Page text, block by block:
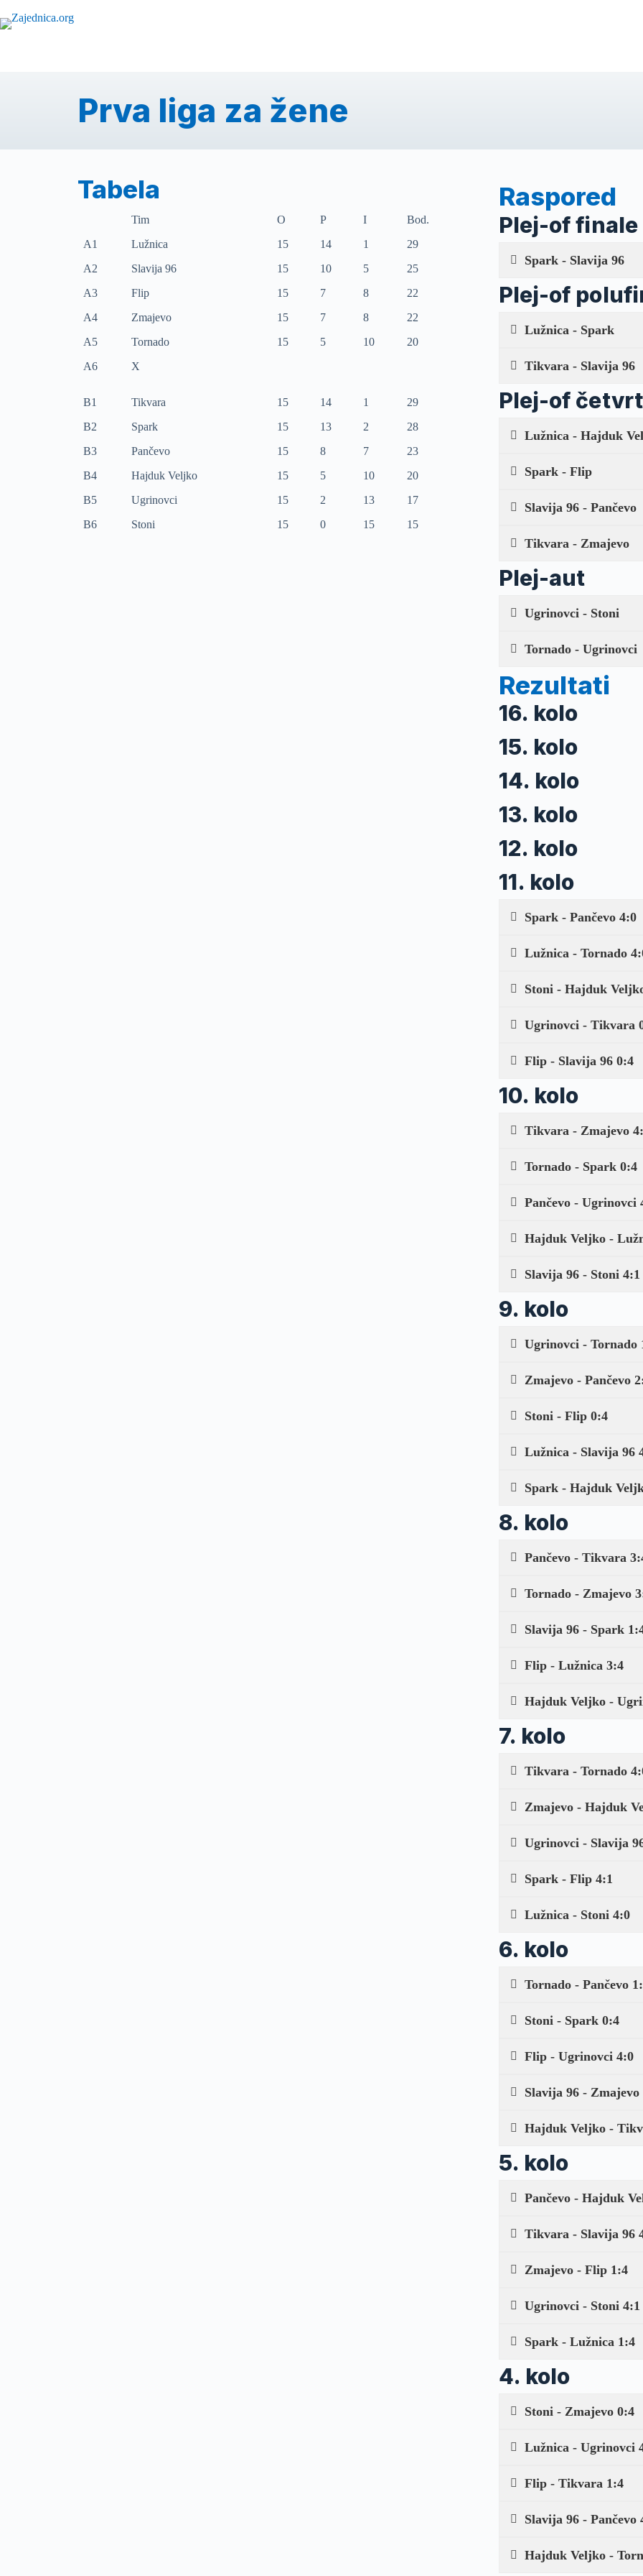
Prva liga za žene
Tabela
Tim O P I
Bod.
A1
Lužnica 15 14 1
29
A2
Slavija 96 15 10 5
25
A3
Flip 15 7 8
22
A4
Zmajevo 15 7 8
22
A5
Tornado 15 5 10
20
A6
X
B1 Tikvara 15 14 1
29
B2
Spark 15 13 2
28
B3
Pančevo 15 8 7
23
B4
Hajduk Veljko 15 5 10
20
B5
Ugrinovci 15 2 13
17
B6
Stoni 15 0 15 15
Raspored
Plej-of finale
Spark - Slavija 96
Plej-of
Lužnica - Spark
Tikvara - Slavija 96
Plej-of
Lužnica - Hajduk
Spark - Flip
Slavija 96 - Pančevo
Tikvara - Zmajevo
Plej-aut
Ugrinovci - Stoni
Tornado - Ugrinovci
Rezultati
16. kolo
15. kolo
14. kolo
13. kolo
12. kolo
11. kolo
Spark - Pančevo 4:0
Lužnica - Tornado
Stoni - Hajduk
Ugrinovci - Tikvara
Flip - Slavija 96 0:4
10. kolo
Tikvara - Zmajevo
Tornado - Spark 0:4
Pančevo - Ugrinovci
Hajduk Veljko -
Slavija 96 - Stoni 4:1
9. kolo
Ugrinovci - Tornado
Zmajevo - Pančevo
Stoni - Flip 0:4
Lužnica - Slavija 96
Spark - Hajduk
8. kolo
Pančevo - Tikvara
Tornado - Zmajevo
Slavija 96 - Spark
Flip - Lužnica 3:4
Hajduk Veljko -
7. kolo
Tikvara - Tornado
Zmajevo - Hajduk
Ugrinovci - Slavija
Spark - Flip 4:1
Lužnica - Stoni 4:0
6. kolo
Tornado - Pančevo
Stoni - Spark 0:4
Flip - Ugrinovci 4:0
Slavija 96 - Zmajevo
Hajduk Veljko -
5. kolo
Pančevo - Hajduk
Tikvara - Slavija 96
Zmajevo - Flip 1:4
Ugrinovci - Stoni 4:1
Spark - Lužnica 1:4
4. kolo
Stoni - Zmajevo 0:4
Lužnica - Ugrinovci
Flip - Tikvara 1:4
Slavija 96 - Pančevo
Hajduk Veljko -